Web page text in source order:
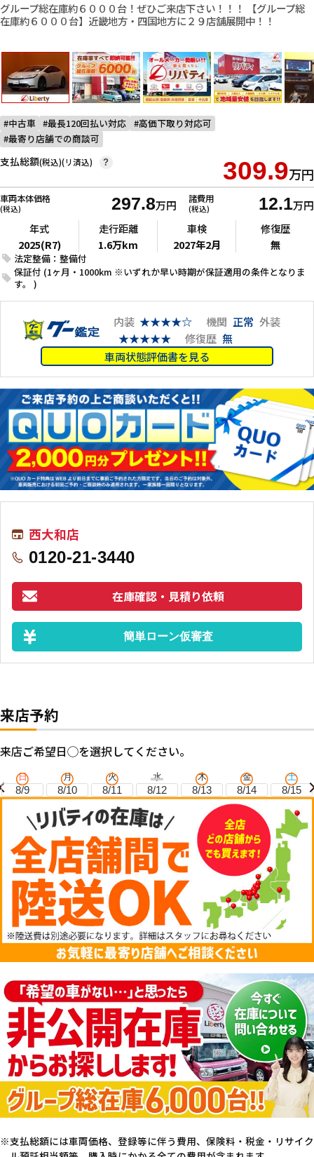
グループ総在庫約６０００台！ぜひご来店下さい！！！ 【グループ総
在庫約６０００台】近畿地方・四国地方に２９店舗展開中！！
中古車 最長120回払い対応
高価下取り対応可
最寄り店舗での商談可
支払総額(税込)(リ済込) 309.9万円
?
車両本体価格
(税込) 297.8万円 諸費用
(税込) 12.1万円
法定整備：整備付
保証付 (1ヶ月・1000km ※いずれか早い時期が保証適用の条件となりま
す。 )
年式
2025(R7)
走行距離
1.6万km
車検
2027年2月
修復歴
無
内装 ★★★★☆ 機関 正常 外装
★★★★★
修復歴 無
車両状態評価書を見る
西大和店
0120-21-3440
在庫確認・見積り依頼
簡単ローン仮審査
来店予約
来店ご希望日◯を選択してください。
日
8/9
月
8/10
火
8/11
水
8/12
木
8/13
金
8/14
土
8/15
支払総額には車両価格、登録等に伴う費用、保険料・税金・リサイク